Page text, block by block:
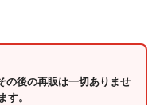
の後の再販は一切ありませ
。